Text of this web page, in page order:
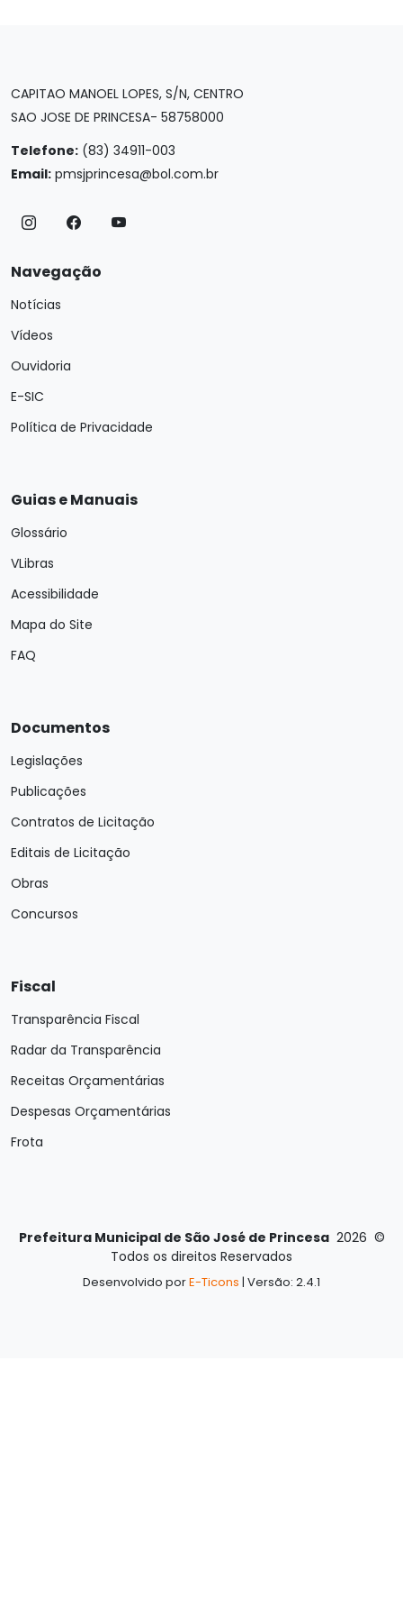
CAPITAO MANOEL LOPES, S/N, CENTRO
SAO JOSE DE PRINCESA- 58758000
Telefone: (83) 34911-003
Email: pmsjprincesa@bol.com.br
Navegação
Notícias
Vídeos
Ouvidoria
E-SIC
Política de Privacidade
Guias e Manuais
Glossário
VLibras
Acessibilidade
Mapa do Site
FAQ
Documentos
Legislações
Publicações
Contratos de Licitação
Editais de Licitação
Obras
Concursos
Fiscal
Transparência Fiscal
Radar da Transparência
Receitas Orçamentárias
Despesas Orçamentárias
Frota
Prefeitura Municipal de São José de Princesa 2026 ©
Todos os direitos Reservados
Desenvolvido porE-Ticons | Versão: 2.4.1